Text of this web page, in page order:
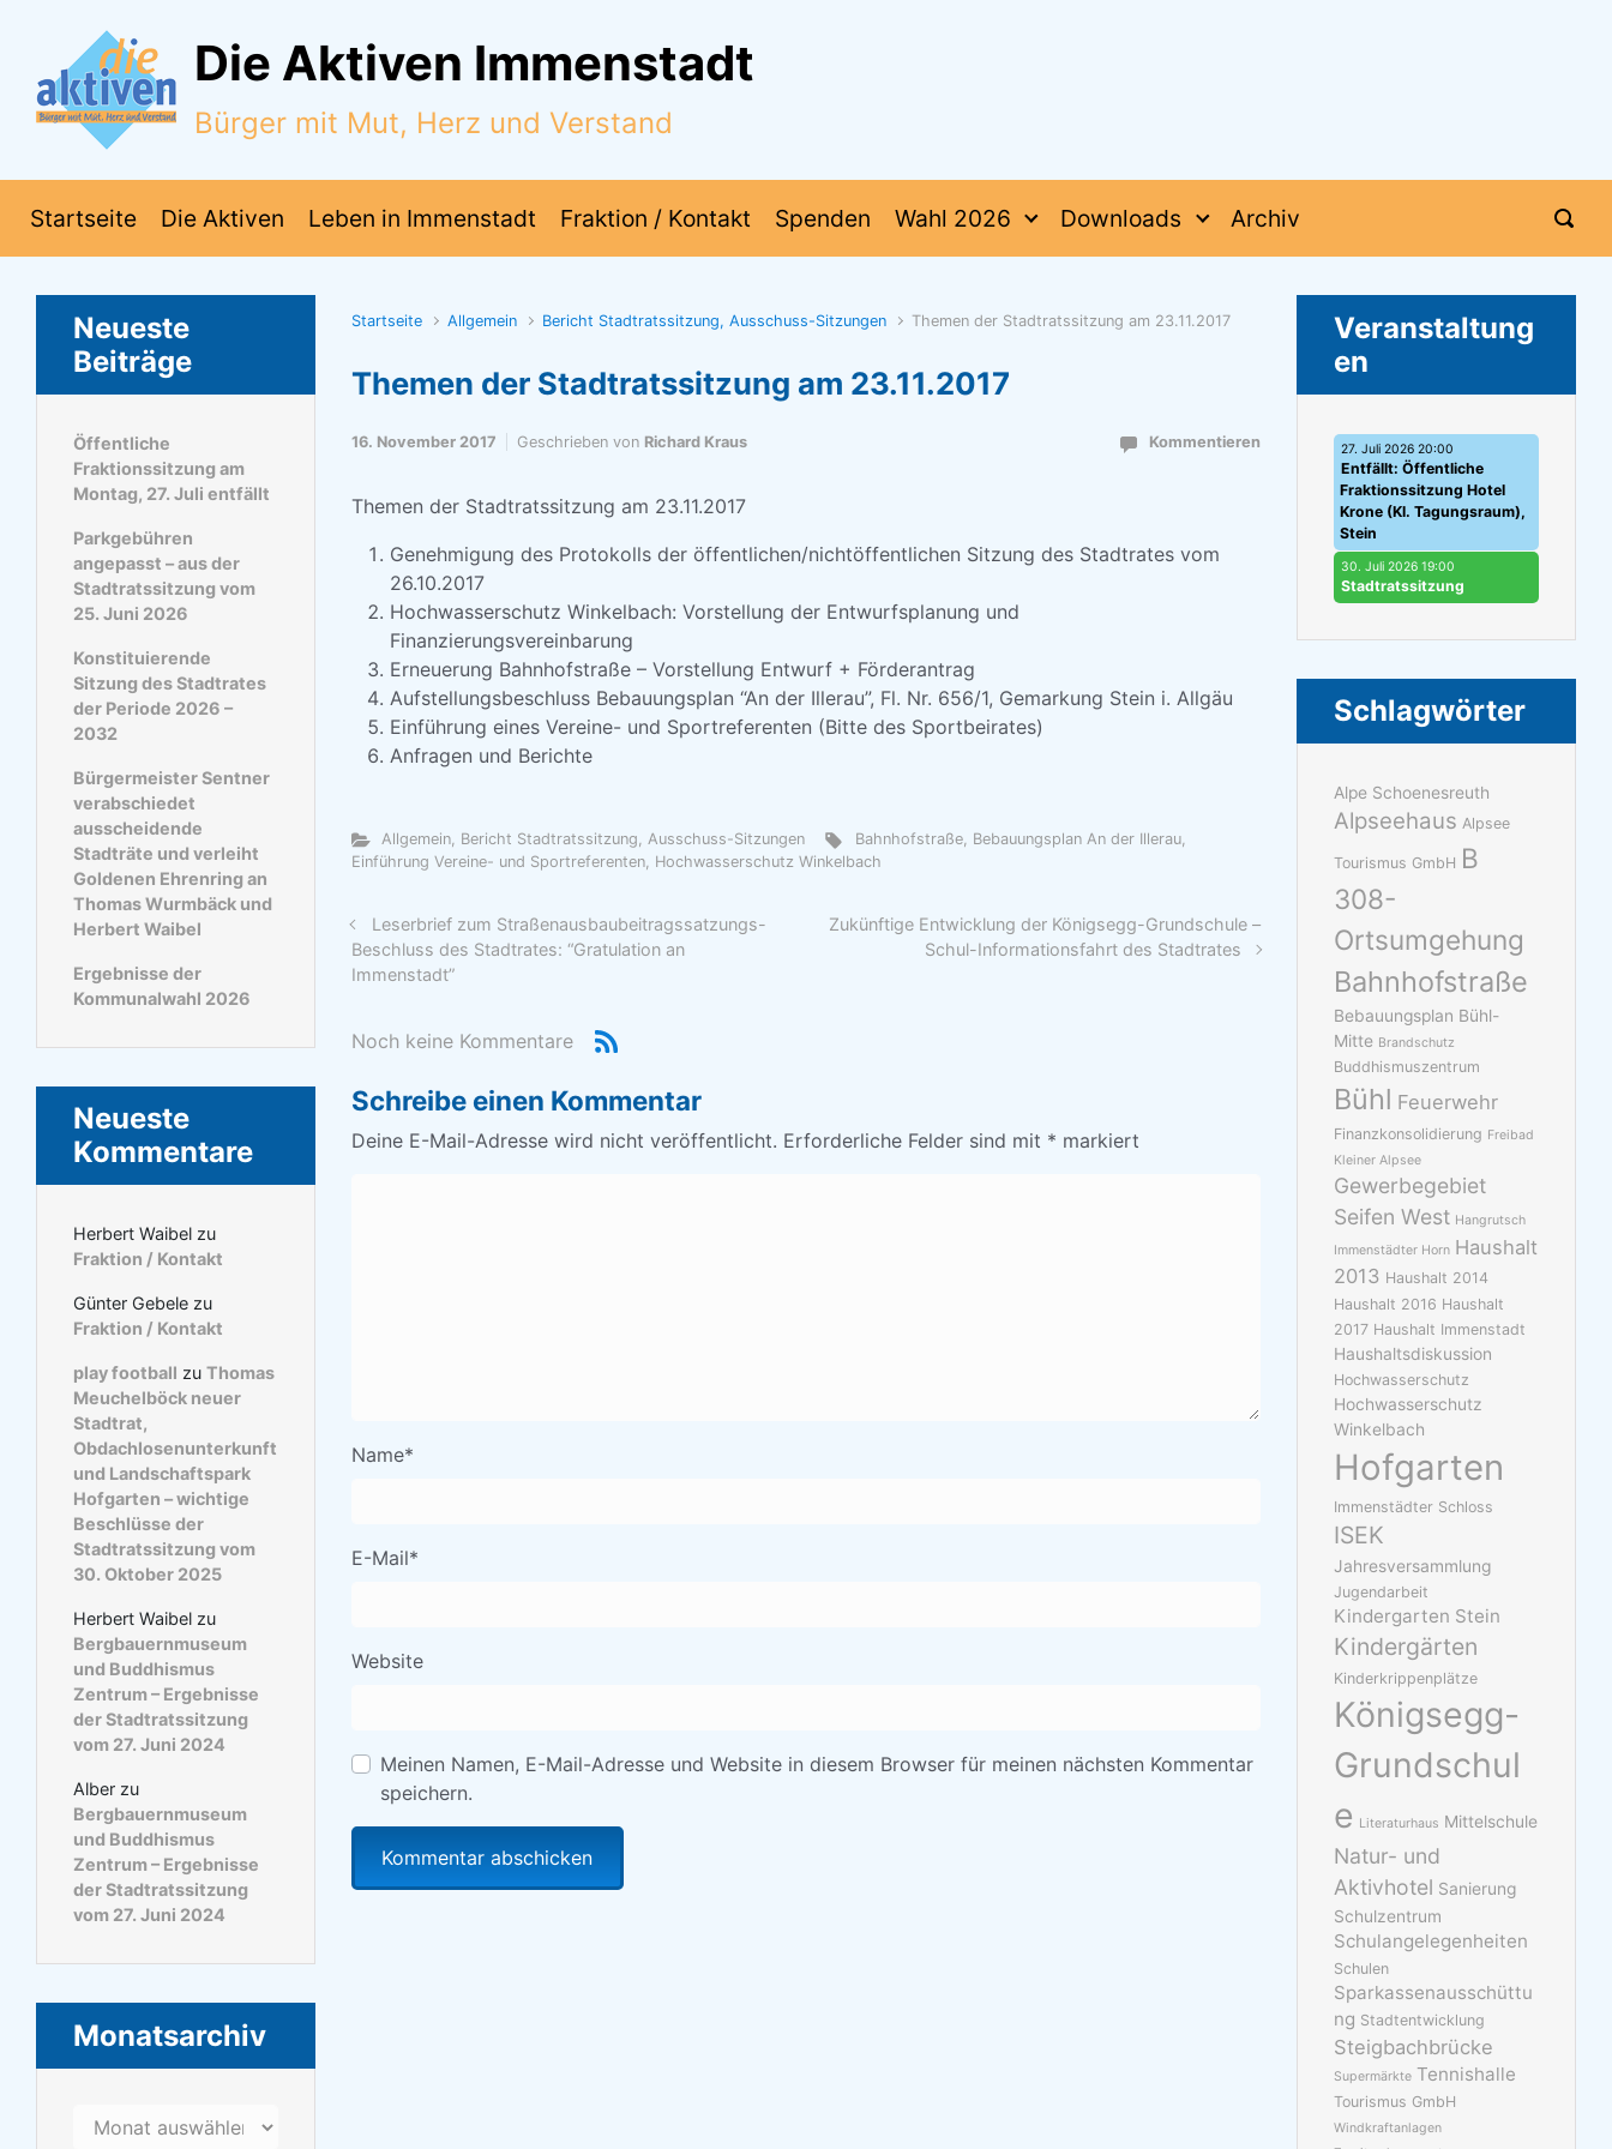
Zum Hauptinhalt springen
Die Aktiven Immenstadt
Bürger mit Mut, Herz und Verstand
Startseite Die Aktiven Leben in Immenstadt Fraktion / Kontakt Spenden Wahl 2026 Downloads Archiv
Startseite Allgemein Bericht Stadtratssitzung, Ausschuss-Sitzungen Themen der Stadtratssitzung am 23.11.2017
Themen der Stadtratssitzung am 23.11.2017
16. November 2017 Geschrieben von Richard Kraus Kommentieren
Themen der Stadtratssitzung am 23.11.2017
Genehmigung des Protokolls der öffentlichen/nichtöffentlichen Sitzung des Stadtrates vom
26.10.2017
Hochwasserschutz Winkelbach: Vorstellung der Entwurfsplanung und
Finanzierungsvereinbarung
Erneuerung Bahnhofstraße – Vorstellung Entwurf + Förderantrag
Aufstellungsbeschluss Bebauungsplan “An der Illerau”, Fl. Nr. 656/1, Gemarkung Stein i. Allgäu
Einführung eines Vereine- und Sportreferenten (Bitte des Sportbeirates)
Anfragen und Berichte
Allgemein, Bericht Stadtratssitzung, Ausschuss-Sitzungen Bahnhofstraße, Bebauungsplan An der Illerau,
Einführung Vereine- und Sportreferenten, Hochwasserschutz Winkelbach
Leserbrief zum Straßenausbaubeitragssatzungs-
Beschluss des Stadtrates: “Gratulation an
Immenstadt”
Zukünftige Entwicklung der Königsegg-Grundschule –
Schul-Informationsfahrt des Stadtrates
Noch keine Kommentare
Schreibe einen Kommentar
Deine E-Mail-Adresse wird nicht veröffentlicht. Erforderliche Felder sind mit * markiert
Name*
E-Mail*
Website
Meinen Namen, E-Mail-Adresse und Website in diesem Browser für meinen nächsten Kommentar
speichern.
Neueste
Beiträge
Öffentliche
Fraktionssitzung am
Montag, 27. Juli entfällt
Parkgebühren
angepasst – aus der
Stadtratssitzung vom
25. Juni 2026
Konstituierende
Sitzung des Stadtrates
der Periode 2026 –
2032
Bürgermeister Sentner
verabschiedet
ausscheidende
Stadträte und verleiht
Goldenen Ehrenring an
Thomas Wurmbäck und
Herbert Waibel
Ergebnisse der
Kommunalwahl 2026
Neueste
Kommentare
Herbert Waibel zu
Fraktion / Kontakt
Günter Gebele zu
Fraktion / Kontakt
play football zu Thomas
Meuchelböck neuer
Stadtrat,
Obdachlosenunterkunft
und Landschaftspark
Hofgarten – wichtige
Beschlüsse der
Stadtratssitzung vom
30. Oktober 2025
Herbert Waibel zu
Bergbauernmuseum
und Buddhismus
Zentrum – Ergebnisse
der Stadtratssitzung
vom 27. Juni 2024
Alber zu
Bergbauernmuseum
und Buddhismus
Zentrum – Ergebnisse
der Stadtratssitzung
vom 27. Juni 2024
Monatsarchiv
Monatsarchiv
Veranstaltung
en
27. Juli 2026 20:00
Entfällt: Öffentliche
Fraktionssitzung Hotel
Krone (Kl. Tagungsraum),
Stein
30. Juli 2026 19:00
Stadtratssitzung
Schlagwörter
Alpe Schoenesreuth
Alpseehaus Alpsee
Tourismus GmbH B
308-
Ortsumgehung
Bahnhofstraße
Bebauungsplan Bühl-
Mitte Brandschutz
Buddhismuszentrum
Bühl Feuerwehr
Finanzkonsolidierung Freibad
Kleiner Alpsee
Gewerbegebiet
Seifen West Hangrutsch
Immenstädter Horn Haushalt
2013 Haushalt 2014
Haushalt 2016 Haushalt
2017 Haushalt Immenstadt
Haushaltsdiskussion
Hochwasserschutz
Hochwasserschutz
Winkelbach
Hofgarten
Immenstädter Schloss
ISEK
Jahresversammlung
Jugendarbeit
Kindergarten Stein
Kindergärten
Kinderkrippenplätze
Königsegg-
Grundschul
e Literaturhaus Mittelschule
Natur- und
Aktivhotel Sanierung
Schulzentrum
Schulangelegenheiten
Schulen
Sparkassenausschüttu
ng Stadtentwicklung
Steigbachbrücke
Supermärkte Tennishalle
Tourismus GmbH
Windkraftanlagen